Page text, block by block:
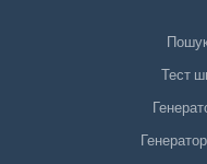
Тест